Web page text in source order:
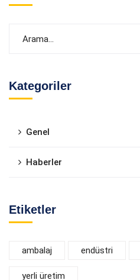
Kategoriler
Genel
Haberler
Etiketler
ambalaj endüstri
yerli üretim